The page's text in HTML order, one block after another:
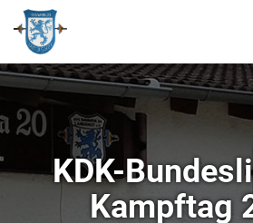
KDK-
Kampftag